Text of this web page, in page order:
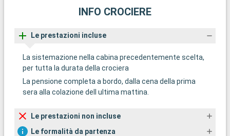
INFO CROCIERE
Le prestazioni incluse
La sistemazione nella cabina precedentemente scelta,
per tutta la durata della crociera
La pensione completa a bordo, dalla cena della prima
sera alla colazione dell ultima mattina.
Le prestazioni non incluse
Le formalità da partenza